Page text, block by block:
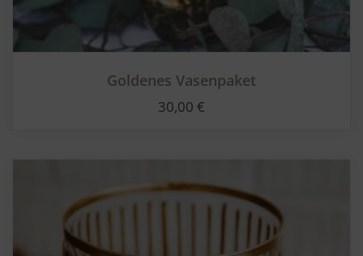
Goldenes Vasenpaket
30,00 €